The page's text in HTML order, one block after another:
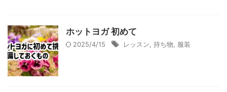
ホットヨガ 初めて
2025/4/15 レッスン 持ち物 服装